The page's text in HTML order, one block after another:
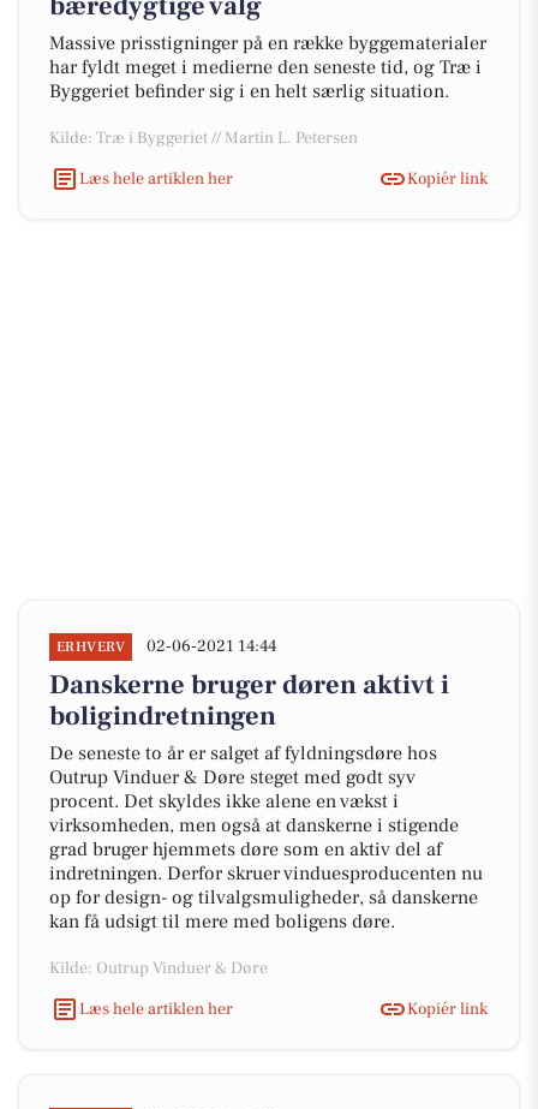
Massive prisstigninger på en række byggematerialer
har fyldt meget i medierne den seneste tid, og Træ i
Byggeriet befinder sig i en helt særlig situation.
Kilde: Træ i Byggeriet // Martin L. Petersen
Læs hele artiklen her
Kopiér link
ERHVERV 02-06-2021 14:44
Danskerne bruger døren aktivt i
boligindretningen
De seneste to år er salget af fyldningsdøre hos
Outrup Vinduer & Døre steget med godt syv
procent. Det skyldes ikke alene en vækst i
virksomheden, men også at danskerne i stigende
grad bruger hjemmets døre som en aktiv del af
indretningen. Derfor skruer vinduesproducenten nu
op for design- og tilvalgsmuligheder, så danskerne
kan få udsigt til mere med boligens døre.
Kilde: Outrup Vinduer & Døre
Læs hele artiklen her
Kopiér link